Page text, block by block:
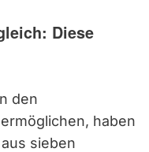
Diese
den
haben
sieben